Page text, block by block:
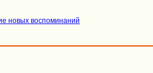
новых воспоминаний